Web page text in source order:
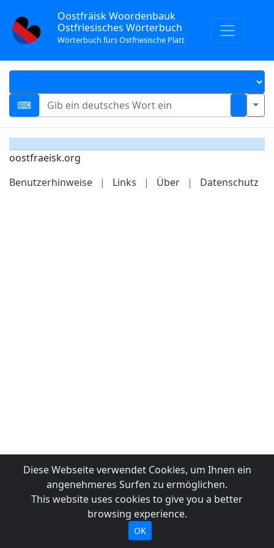
Oostfräisk Woordenbauk
Ostfriesisches Wörterbuch
Wörterbuch fürs Ostfriesische Platt
oostfraeisk.org
Benutzerhinweise
| Links | Über | Datenschutz
Diese Webseite verwendet Cookies, um Ihnen ein
angenehmeres Surfen zu ermöglichen.
This website uses cookies to give you a better
browsing experience.
OK